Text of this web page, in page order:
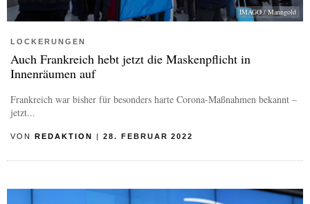
IMAGO / Manngold
LOCKERUNGEN
Auch Frankreich hebt jetzt die Maskenpflicht in
Innenräumen auf
Frankreich war bisher für besonders harte Corona-Maßnahmen bekannt –
jetzt...
VON REDAKTION 28. FEBRUAR 2022